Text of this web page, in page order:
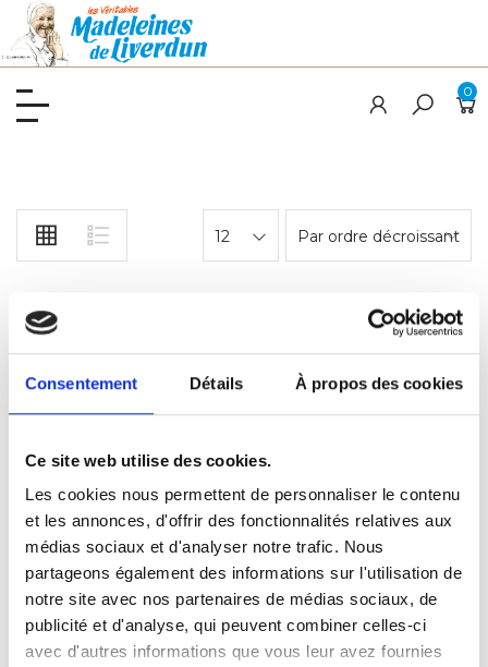
Consentement Détails À propos des cookies
Ce site web utilise des cookies.
Les cookies nous permettent de personnaliser le contenu
et les annonces, d'offrir des fonctionnalités relatives aux
médias sociaux et d'analyser notre trafic. Nous
partageons également des informations sur l'utilisation de
notre site avec nos partenaires de médias sociaux, de
publicité et d'analyse, qui peuvent combiner celles-ci
avec d'autres informations que vous leur avez fournies
0
Par ordre décroissant
12
MEILLEURE VENTE
Les Véritables (boîte de
50)